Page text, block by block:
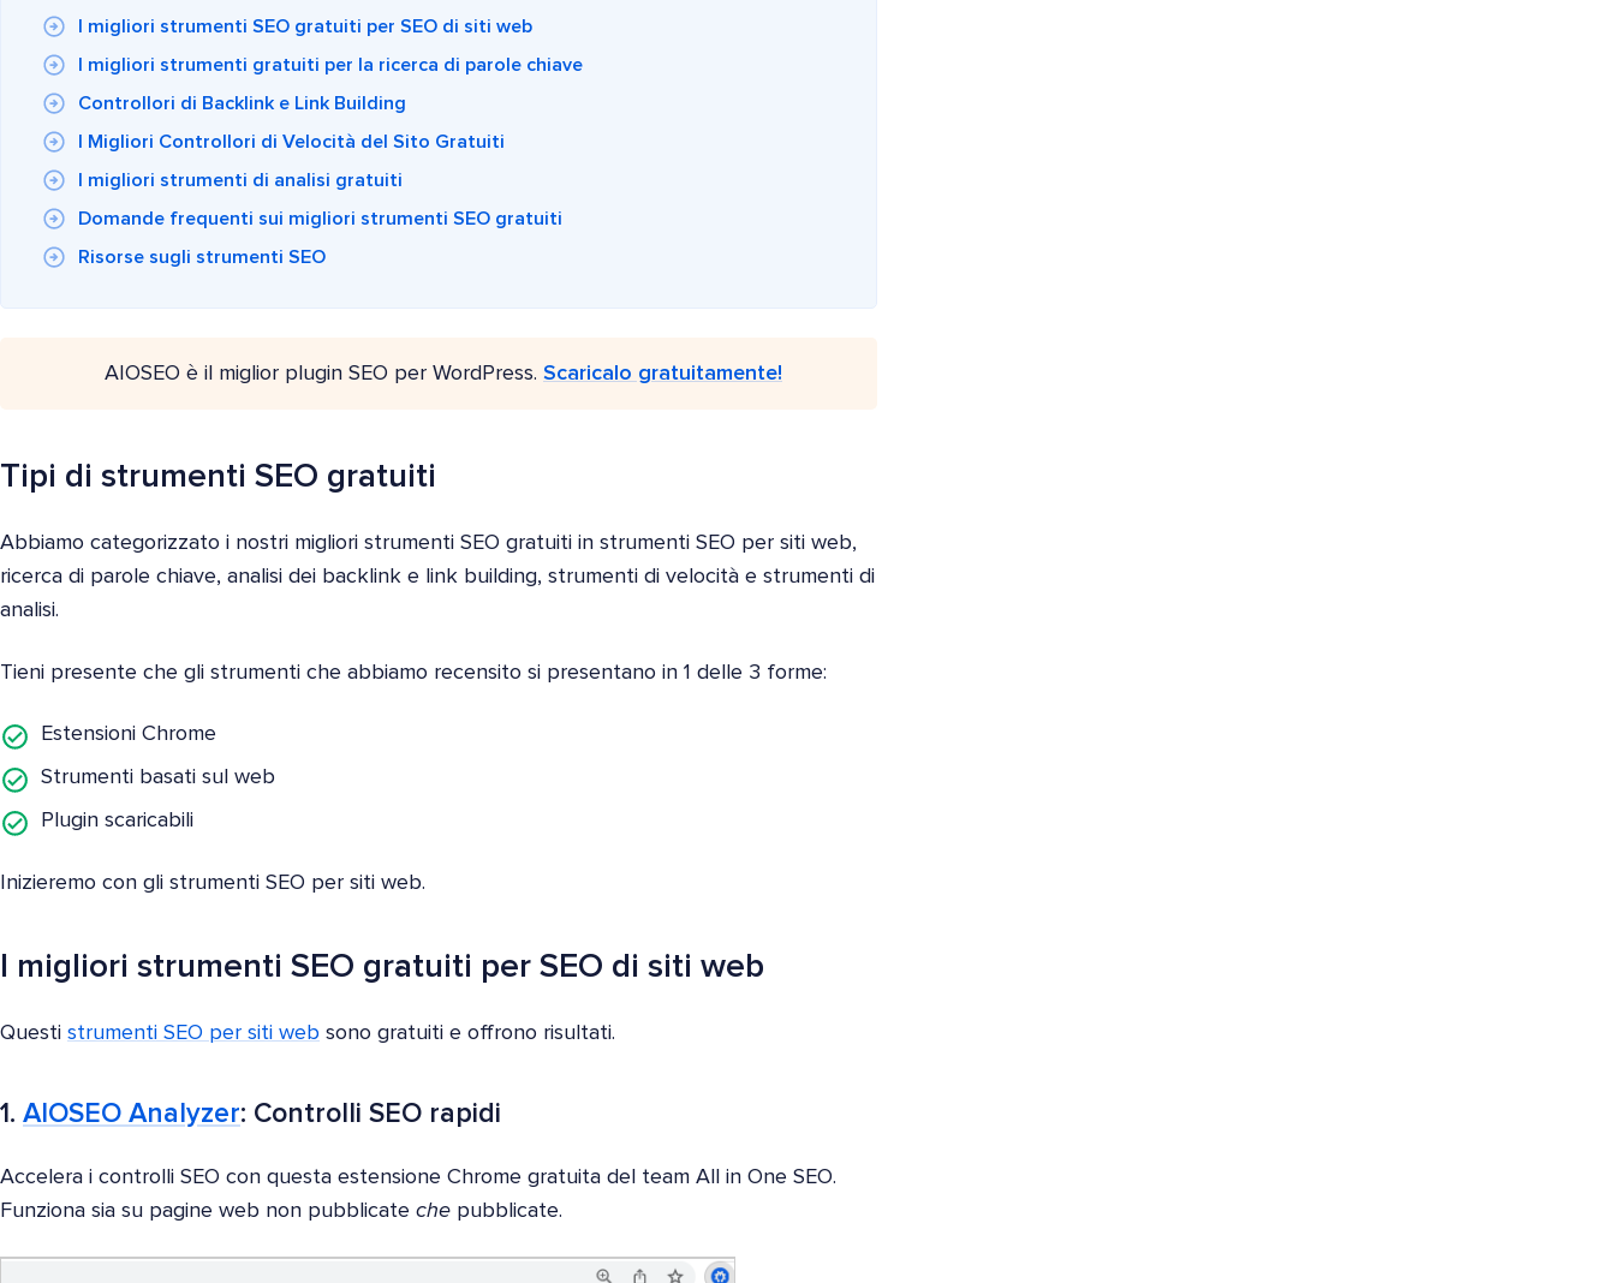
I migliori strumenti SEO gratuiti per SEO di siti web
I migliori strumenti gratuiti per la ricerca di parole chiave
Controllori di Backlink e Link Building
I Migliori Controllori di Velocità del Sito Gratuiti
I migliori strumenti di analisi gratuiti
Domande frequenti sui migliori strumenti SEO gratuiti
Risorse sugli strumenti SEO
AIOSEO è il miglior plugin SEO per WordPress. Scaricalo gratuitamente!
Tipi di strumenti SEO gratuiti
Abbiamo categorizzato i nostri migliori strumenti SEO gratuiti in strumenti SEO per siti web,
ricerca di parole chiave, analisi dei backlink e link building, strumenti di velocità e strumenti di
analisi.
Tieni presente che gli strumenti che abbiamo recensito si presentano in 1 delle 3 forme:
Estensioni Chrome
Strumenti basati sul web
Plugin scaricabili
Inizieremo con gli strumenti SEO per siti web.
I migliori strumenti SEO gratuiti per SEO di siti web
Questi strumenti SEO per siti web sono gratuiti e offrono risultati.
1. AIOSEO Analyzer: Controlli SEO rapidi
Accelera i controlli SEO con questa estensione Chrome gratuita del team All in One SEO.
Funziona sia su pagine web non pubblicate che pubblicate.